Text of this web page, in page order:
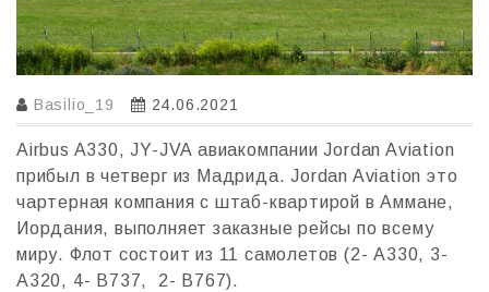
Basilio_19 24.06.2021
Airbus A330, JY-JVA авиакомпании Jordan Aviation
прибыл в четверг из Мадрида. Jordan Aviation это
чартерная компания с штаб-квартирой в Аммане,
Иордания, выполняет заказные рейсы по всему
миру. Флот состоит из 11 самолетов (2- A330, 3-
A320, 4- B737, 2- B767).